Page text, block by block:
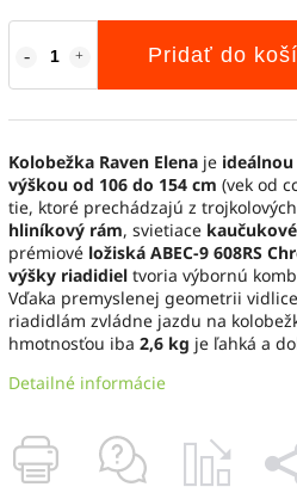
Pridať do
Kolobežka Raven Elena je
výškou od 106 do 154 cm (vek od
tie, ktoré prechádzajú z
hliníkový rám, svietiace
prémiové ložiská ABEC-9 608RS
výšky riadidiel tvoria výbornú
Vďaka premyslenej geometrii
riadidlám zvládne jazdu na
hmotnosťou iba 2,6 kg je ľahká a
Detailné informácie